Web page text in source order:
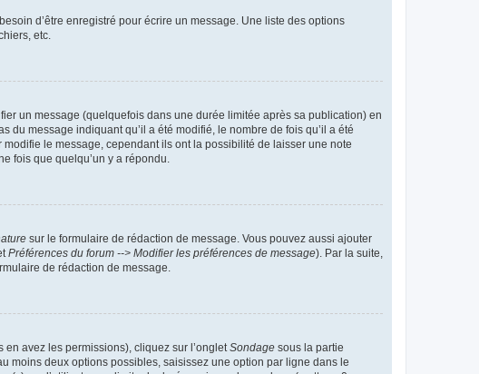
d’être enregistré pour écrire un message. Une liste des options
etc.
un message (quelquefois dans une durée limitée après sa publication) en
du message indiquant qu’il a été modifié, le nombre de fois qu’il a été
le message, cependant ils ont la possibilité de laisser une note
fois que quelqu’un y a répondu.
sur le formulaire de rédaction de message. Vous pouvez aussi ajouter
Préférences du forum --> Modifier les préférences de message). Par la suite,
de rédaction de message.
avez les permissions), cliquez sur l’ongletSondage sous la partie
moins deux options possibles, saisissez une option par ligne dans le